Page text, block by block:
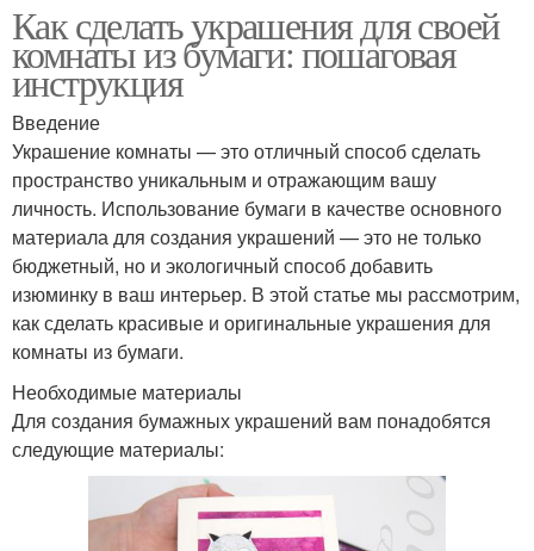
Как сделать украшения для своей
комнаты из бумаги: пошаговая
инструкция
Введение
Украшение комнаты — это отличный способ сделать
пространство уникальным и отражающим вашу
личность. Использование бумаги в качестве основного
материала для создания украшений — это не только
бюджетный, но и экологичный способ добавить
изюминку в ваш интерьер. В этой статье мы рассмотрим,
как сделать красивые и оригинальные украшения для
комнаты из бумаги.
Необходимые материалы
Для создания бумажных украшений вам понадобятся
следующие материалы: